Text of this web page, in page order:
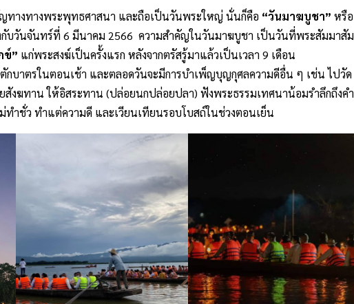
ทางทางพระพุทธศาสนา และถือเป็นวันพระใหญ่ นั่นก็คือ “วันมาฆบูชา” หรือ
บวันจันทร์ที่ 6 มีนาคม 2566 ความสำคัญในวันมาฆบูชา เป็นวันที่พระสัมมาสัม
ข์” แก่พระสงฆ์เป็นครั้งแรก หลังจากตรัสรู้มาแล้วเป็นเวลา 9 เดือน
าตรในตอนเช้า และตลอดวันจะมีการบำเพ็ญบุญกุศลความดีอื่น ๆ เช่น ไปวัด
สังฆทาน ให้อิสระทาน (ปล่อยนกปล่อยปลา) ฟังพระธรรมเทศนาน้อมรำลึกถึงคำ
ทำชั่ว ทำแต่ความดี และเวียนเทียนรอบโบสถ์ในช่วงตอนเย็น